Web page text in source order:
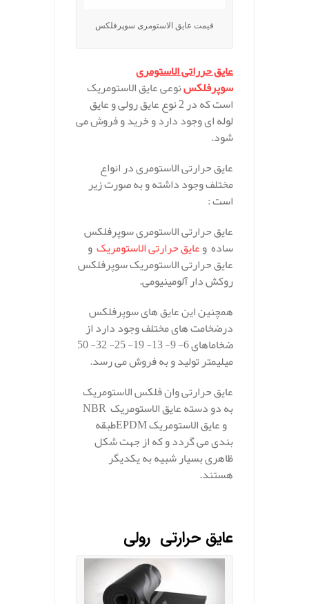
قیمت عایق الاستومری سوپرفلکس
عایق حرراتی الاستومری
سوپرفلکسنوعی عایق الاستومریک
است که در 2 نوع عایق رولی و عایق
لوله ­ای وجود دارد و خرید و فروش می
شود.
عایق حرارتی الاستومری در انواع
مختلف وجود داشته و به صورت زیر
است :
عایق حرارتی الاستومری سوپرفلکس
ساده وعایق حرارتی الاستومریکو
عایق حرارتی الاستومریک سوپرفلکس
روکش­ دار آلومینیومی.
همچنین این عایق های سوپرفلکس
درضخامت­ های مختلف وجود دارد از
ضخاماهای 6- 9- 13- 19- 25- 32- 50
میلی­متر تولید و به فروش می رسد.
عایق حرارتی وان فلکس الاستومریک
به دو دستهNBR عایق الاستومریک
و عایق الاستومریکEPDM
بندی می گردد وکه از جهت شکل
ظاهری بسیار شبیه به یکدیگر
هستند.
عایق حرارتی رولی